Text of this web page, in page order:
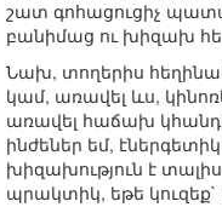
շատ գոհացուցիչ
բանիմաց ու խիզախ
Նախ, տողերիս
կամ, առավել ևս,
առավել հաճախ
ինժեներ եմ,
խիզախություն է
պրակտիկ, եթե